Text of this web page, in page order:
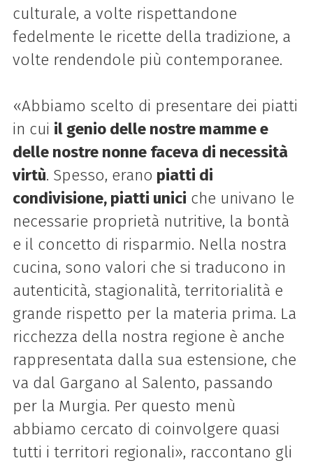
culturale, a volte rispettandone
fedelmente le ricette della tradizione, a
volte rendendole più contemporanee.
«Abbiamo scelto di presentare dei piatti
in cui il genio delle nostre mamme e
delle nostre nonne faceva di necessità
virtù. Spesso, erano piatti di
condivisione, piatti unici che univano le
necessarie proprietà nutritive, la bontà
e il concetto di risparmio. Nella nostra
cucina, sono valori che si traducono in
autenticità, stagionalità, territorialità e
grande rispetto per la materia prima. La
ricchezza della nostra regione è anche
rappresentata dalla sua estensione, che
va dal Gargano al Salento, passando
per la Murgia. Per questo menù
abbiamo cercato di coinvolgere quasi
tutti i territori regionali», raccontano gli